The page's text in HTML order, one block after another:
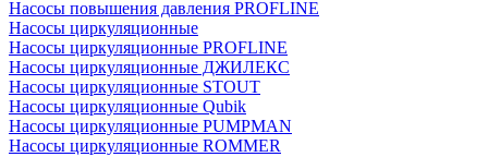
Насосы повышения давления PROFLINE
Насосы циркуляционные
Насосы циркуляционные PROFLINE
Насосы циркуляционные ДЖИЛЕКС
Насосы циркуляционные STOUT
Насосы циркуляционные Qubik
Насосы циркуляционные PUMPMAN
Насосы циркуляционные ROMMER